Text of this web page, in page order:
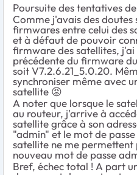
Poursuite des tentatives
Comme j'avais des
firmwares entre celui des
et à défaut de pouvoir
firmware des satellites,
précédente du firmware
soitV7.2.6.21_5.0.20.
synchroniser même avec
satellite 😡
A noter que lorsque le
au routeur, j'arrive à
satellite grâce à son
"admin" et le mot de
satellite ne me permettent
nouveau mot de passe
Bref, échec total ! A part